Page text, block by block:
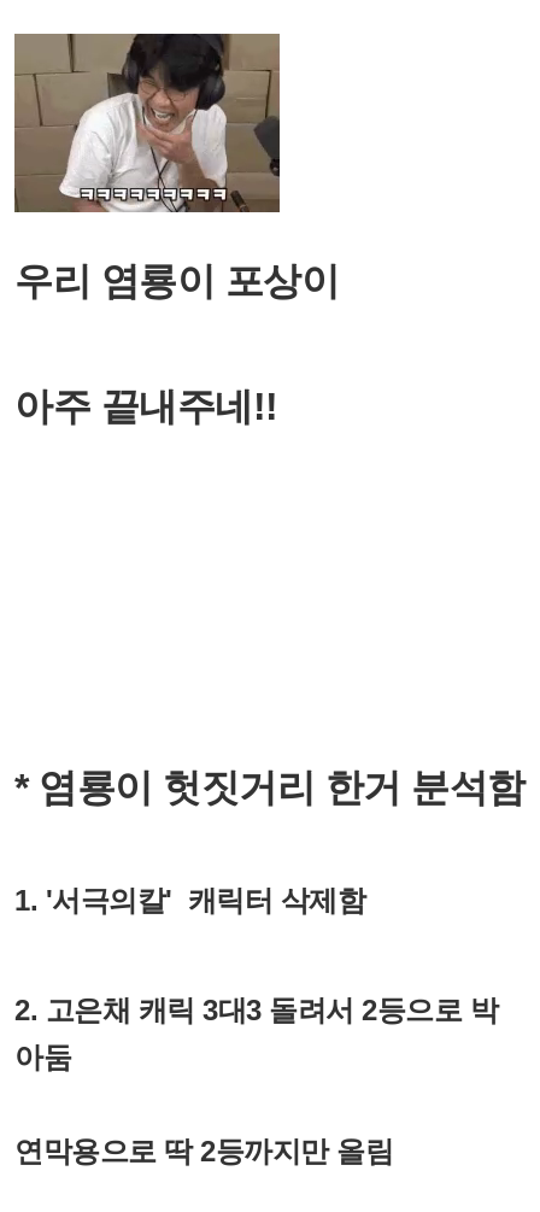
우리 염룡이 포상이
아주 끝내주네!!
* 염룡이 헛짓거리 한거 분석함
1. '서극의칼' 캐릭터 삭제함
2. 고은채 캐릭 3대3 돌려서 2등으로 박
아둠
연막용으로 딱 2등까지만 올림